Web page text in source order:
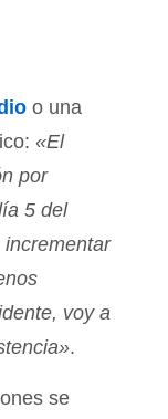
o una
«El
por
5 del
voy a
.
se